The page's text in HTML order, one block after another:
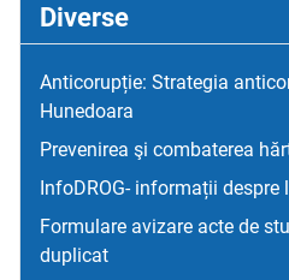
Diverse
Anticorupție: Strategia
Hunedoara
Prevenirea şi combaterea
InfoDROG- informații despre
Formulare avizare acte de
duplicat